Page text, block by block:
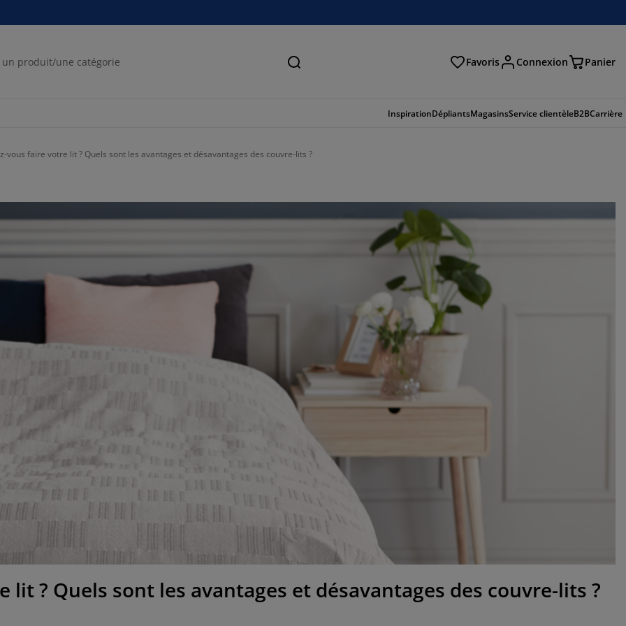
Recherche Favoris Connexion Panier
InspirationDépliantsMagasinsService clientèleB2BCarrière
vous faire votre lit ? Quels sont les avantages et désavantages des couvre-lits ?
? Quels sont les avantages et désavantages des couvre-lits ?